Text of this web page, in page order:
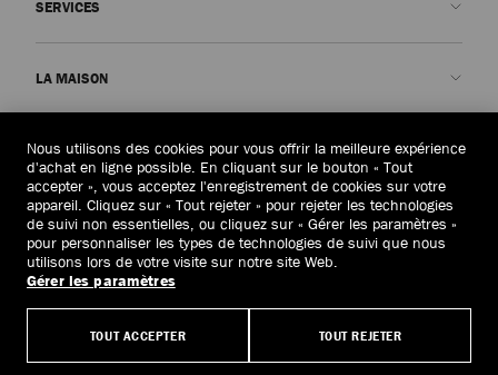
Livraison
Retours et échanges
Annuler la commande
SERVICES
Garantie
LA MAISON
Notre Histoire
JC World
Notre Impact
Responsabilité
Savoir-faire
JURIDIQUE
Politique de confidentialité
Conditions générales
Droit à l’oubli
Formulaire de demande d’accès
Politiques de la maison
France (€)
Nous utilisons des cookies pour vous offrir la meilleure expérience
d'achat en ligne possible. En cliquant sur le bouton « Tout
accepter », vous acceptez l'enregistrement de cookies sur votre
appareil. Cliquez sur « Tout rejeter » pour rejeter les technologies
de suivi non essentielles, ou cliquez sur « Gérer les paramètres »
pour personnaliser les types de technologies de suivi que nous
utilisons lors de votre visite sur notre site Web.
Gérer les paramètres
TOUT REJETER
TOUT ACCEPTER